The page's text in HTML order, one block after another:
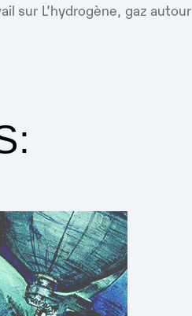
sur L’hydrogène, gaz autour